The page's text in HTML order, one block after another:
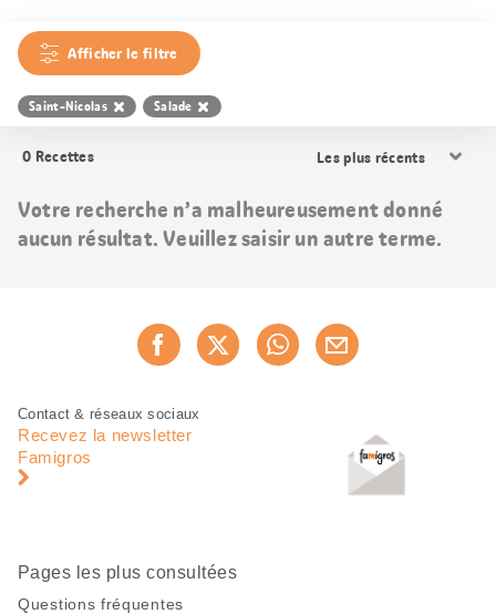
Afficher le filtre
Saint-Nicolas Salade
0 Recettes
les
Votre recherche n’a malheureusement donné
aucun résultat. Veuillez saisir un autre terme.
Recommander maintenant
Pied
page
Navigation
pied
Contact & réseaux sociaux
Recevez la newsletter
Famigros
Pages les plus consultées
Questions fréquentes